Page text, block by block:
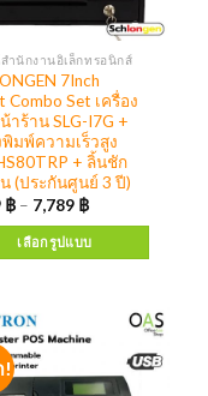
!
ำนักงานอิเล็กทรอนิกส์
7Inch
Combo Set เครื่อง
าร้าน SLG-I7G +
พิมพ์ความเร็วสูง
+ ลิ้นชัก
น (ประกันศูนย์ 3 ปี)
฿ – 7,789 ฿
เลือกรูปแบบ